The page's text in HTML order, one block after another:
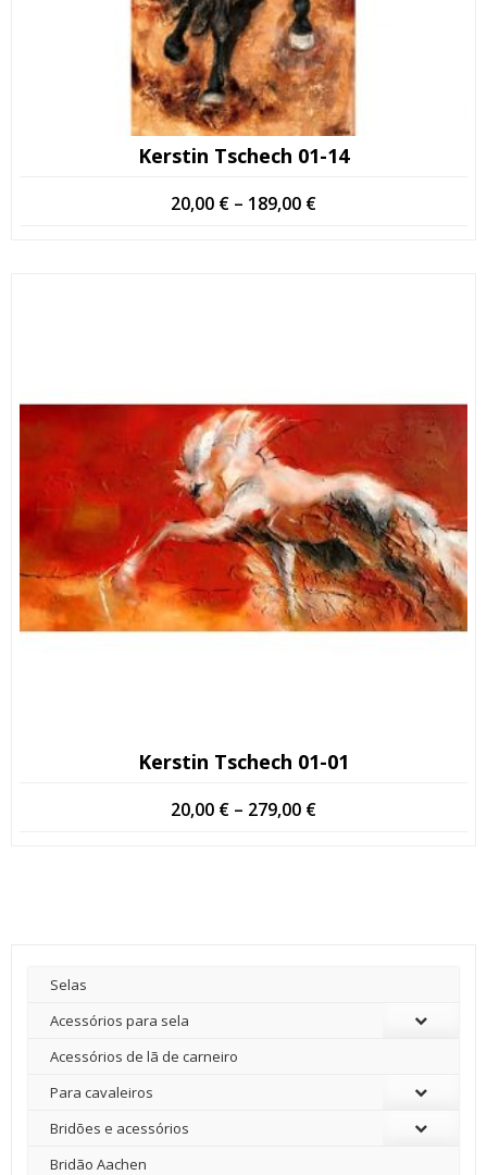
Kerstin Tschech 01-14
20,00 € – 189,00 €Price
Kerstin Tschech 01-01
20,00 € – 279,00 €Price
Selas
Acessórios para sela
Acessórios de lã de carneiro
Para cavaleiros
Bridões e acessórios
Bridão Aachen